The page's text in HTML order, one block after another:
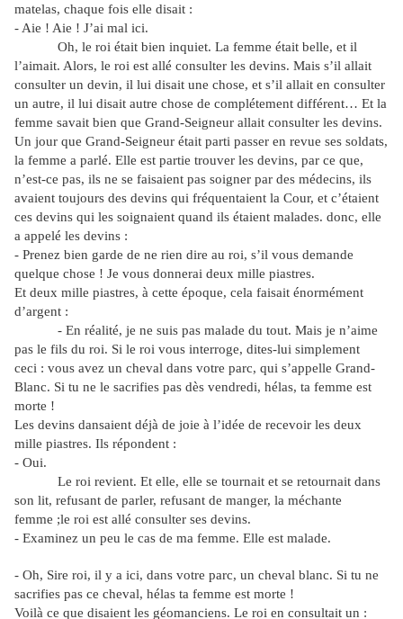
matelas, chaque fois elle disait :
- Aie ! Aie ! J’ai mal ici.
Oh, le roi était bien inquiet. La femme était belle, et il
l’aimait. Alors, le roi est allé consulter les devins. Mais s’il allait
consulter un devin, il lui disait une chose, et s’il allait en consulter
un autre, il lui disait autre chose de complétement différent… Et la
femme savait bien que Grand-Seigneur allait consulter les devins.
Un jour que Grand-Seigneur était parti passer en revue ses soldats,
la femme a parlé. Elle est partie trouver les devins, par ce que,
n’est-ce pas, ils ne se faisaient pas soigner par des médecins, ils
avaient toujours des devins qui fréquentaient la Cour, et c’étaient
ces devins qui les soignaient quand ils étaient malades. donc, elle
a appelé les devins :
- Prenez bien garde de ne rien dire au roi, s’il vous demande
quelque chose ! Je vous donnerai deux mille piastres.
Et deux mille piastres, à cette époque, cela faisait énormément
d’argent :
- En réalité, je ne suis pas malade du tout. Mais je n’aime
pas le fils du roi. Si le roi vous interroge, dites-lui simplement
ceci : vous avez un cheval dans votre parc, qui s’appelle Grand-
Blanc. Si tu ne le sacrifies pas dès vendredi, hélas, ta femme est
morte !
Les devins dansaient déjà de joie à l’idée de recevoir les deux
mille piastres. Ils répondent :
- Oui.
Le roi revient. Et elle, elle se tournait et se retournait dans
son lit, refusant de parler, refusant de manger, la méchante
femme ;le roi est allé consulter ses devins.
- Examinez un peu le cas de ma femme. Elle est malade.
- Oh, Sire roi, il y a ici, dans votre parc, un cheval blanc. Si tu ne
sacrifies pas ce cheval, hélas ta femme est morte !
Voilà ce que disaient les géomanciens. Le roi en consultait un :